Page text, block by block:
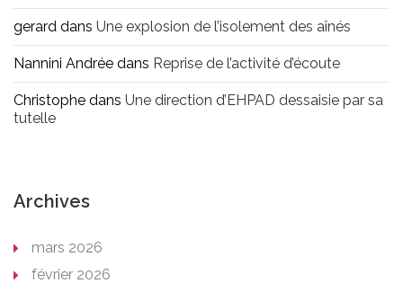
gerard dans Une explosion de l’isolement des aînés
Nannini Andrée dans Reprise de l’activité d’écoute
Christophe dans Une direction d’EHPAD dessaisie par sa
tutelle
Archives
mars 2026
février 2026